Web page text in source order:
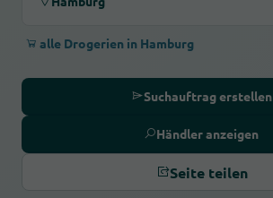
alle Drogerien in Hamburg
Suchauftrag erstellen
Händler anzeigen
Seite teilen